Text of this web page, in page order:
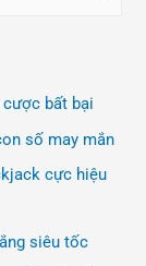
bất bại
số may mắn
cực hiệu
siêu tốc